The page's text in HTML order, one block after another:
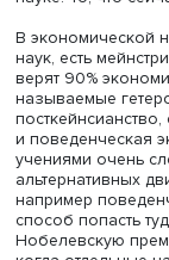
— Прежде
очень
2008 годов
слишком мало
экономике,
предсказывают
науке, но, как
Проходят годы,
очень опасно.
останетесь с